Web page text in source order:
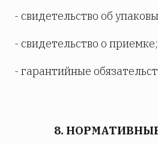
- свидетельство об
- свидетельство о приемке;
- гарантийные
8.